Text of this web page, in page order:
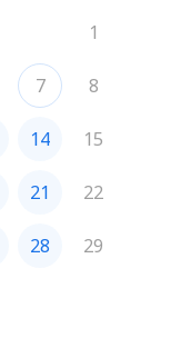
1
7 8
14 15
21 22
28 29